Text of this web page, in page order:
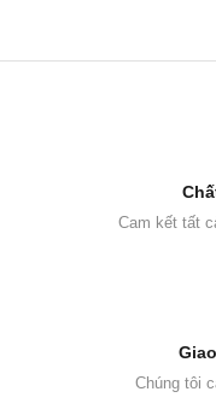
Cam kết tất
Chúng tôi